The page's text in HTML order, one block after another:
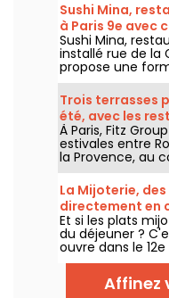
Sushi Mina,
à Paris 9e avec
Sushi Mina,
installé rue de la
propose une
commande sur
gyozas,
demande sont
mardi au
Trois terrasses
été, avec les
À Paris, Fitz
estivales entre
la Provence, au
la Tour Eiffel.
terrasse, offre
sans quitter la
La Mijoterie,
directement en
arrondissement
Et si les plats
du déjeuner ?
ouvre dans le
avec une
imaginée par le
servieAffinez